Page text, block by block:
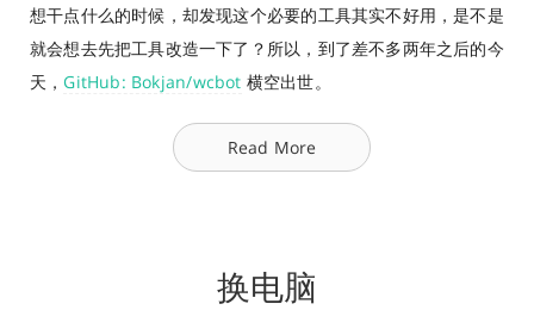
想干点什么的时候，却发现这个必要的工具其实不好用，是不是
就会想去先把工具改造一下了？所以，到了差不多两年之后的今
天，GitHub: Bokjan/wcbot 横空出世。
Read More
换电脑